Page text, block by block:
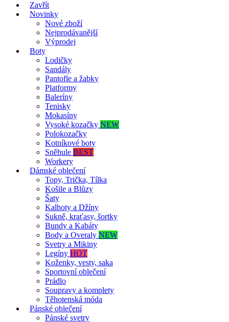
Zavřít
Novinky
Nové zboží
Nejprodávanější
Výprodej
Boty
Lodičky
Sandály
Pantofle a žabky
Platformy
Baleríny
Tenisky
Mokasíny
Vysoké kozačky NEW
Polokozačky
Kotníkové boty
Sněhule BEST
Workery
Dámské oblečení
Topy, Trička, Tílka
Košile a Blůzy
Šaty
Kalhoty a Džíny
Sukně, kraťasy, šortky
Bundy a Kabáty
Body a Overaly NEW
Svetry a Mikiny
Legíny HOT
Koženky, vesty, saka
Sportovní oblečení
Prádlo
Soupravy a komplety
Těhotenská móda
Pánské oblečení
Pánské svetry